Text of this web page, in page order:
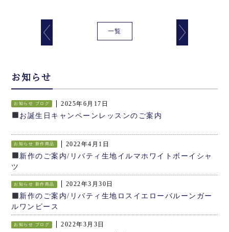
一覧
お知らせ
お知らせ ブログ 2025年6月17日
お誕生日キャンペーンレッスンのご案内
お知らせ 新作商品 2022年4月1日
新作のご案内/リバティ生地イルマホワイトボーイシャ
ツ
お知らせ 新作商品 2022年3月30日
新作のご案内/リバティ生地ロスイエローバルーンガー
ルワンピース
お知らせ ブログ 2022年3月3日